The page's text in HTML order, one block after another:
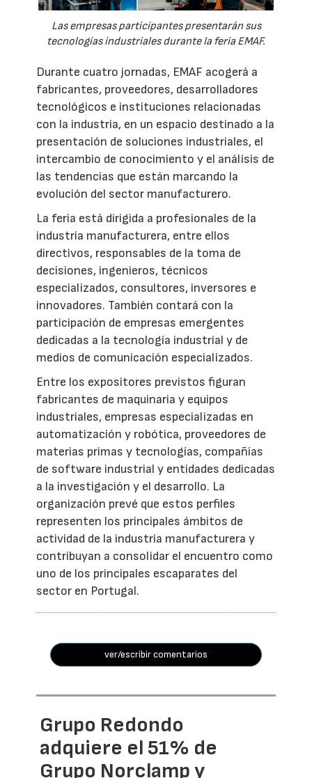
Las empresas participantes presentarán sus
tecnologías industriales durante la feria EMAF.
Durante cuatro jornadas, EMAF acogerá a
fabricantes, proveedores, desarrolladores
tecnológicos e instituciones relacionadas
con la industria, en un espacio destinado a la
presentación de soluciones industriales, el
intercambio de conocimiento y el análisis de
las tendencias que están marcando la
evolución del sector manufacturero.
La feria está dirigida a profesionales de la
industria manufacturera, entre ellos
directivos, responsables de la toma de
decisiones, ingenieros, técnicos
especializados, consultores, inversores e
innovadores. También contará con la
participación de empresas emergentes
dedicadas a la tecnología industrial y de
medios de comunicación especializados.
Entre los expositores previstos figuran
fabricantes de maquinaria y equipos
industriales, empresas especializadas en
automatización y robótica, proveedores de
materias primas y tecnologías, compañías
de software industrial y entidades dedicadas
a la investigación y el desarrollo. La
organización prevé que estos perfiles
representen los principales ámbitos de
actividad de la industria manufacturera y
contribuyan a consolidar el encuentro como
uno de los principales escaparates del
sector en Portugal.
ver/escribir comentarios
Grupo Redondo
adquiere el 51% de
Grupo Norclamp y